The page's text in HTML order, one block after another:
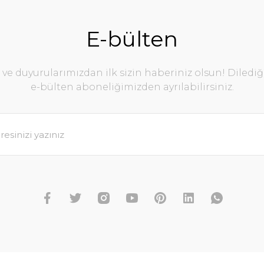
E-bülten
duyurularımızdan ilk sizin haberiniz olsun!
e-bülten aboneliğimizden ayrılabilirsiniz.